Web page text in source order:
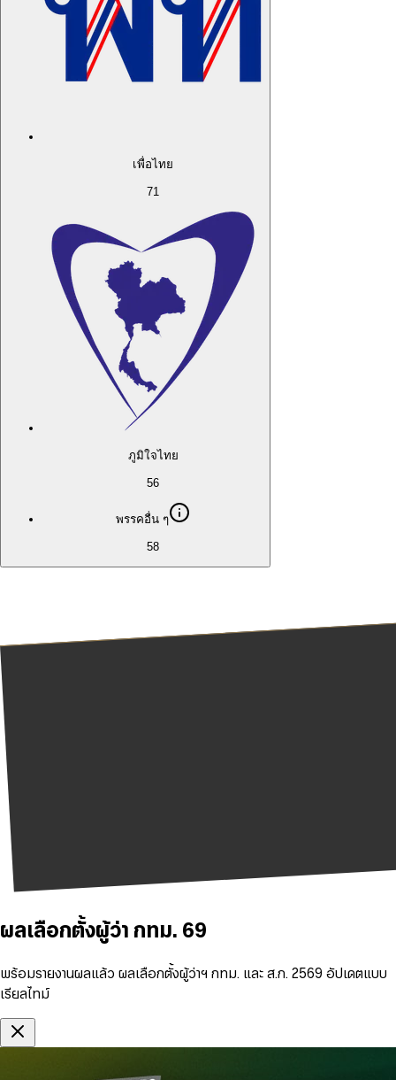
เพื่อไทย
71
ภูมิใจไทย
56
พรรคอื่น ๆ
58
ผลเลือกตั้งผู้ว่า กทม. 69
พร้อมรายงานผลแล้ว ผลเลือกตั้งผู้ว่าฯ กทม. และ ส.ก. 2569 อัปเดตแบบ
เรียลไทม์